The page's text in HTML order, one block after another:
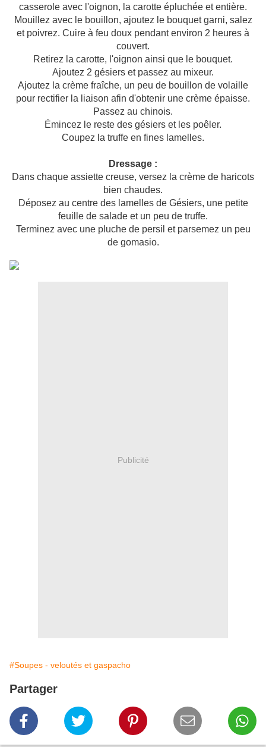
casserole avec l'oignon, la carotte épluchée et entière.
Mouillez avec le bouillon, ajoutez le bouquet garni, salez
et poivrez. Cuire à feu doux pendant environ 2 heures à
couvert.
Retirez la carotte, l'oignon ainsi que le bouquet.
Ajoutez 2 gésiers et passez au mixeur.
Ajoutez la crème fraîche, un peu de bouillon de volaille
pour rectifier la liaison afin d'obtenir une crème épaisse.
Passez au chinois.
Émincez le reste des gésiers et les poêler.
Coupez la truffe en fines lamelles.
Dressage :
Dans chaque assiette creuse, versez la crème de haricots
bien chaudes.
Déposez au centre des lamelles de Gésiers, une petite
feuille de salade et un peu de truffe.
Terminez avec une pluche de persil et parsemez un peu
de gomasio.
Publicité
#Soupes - veloutés et gaspacho
Partager